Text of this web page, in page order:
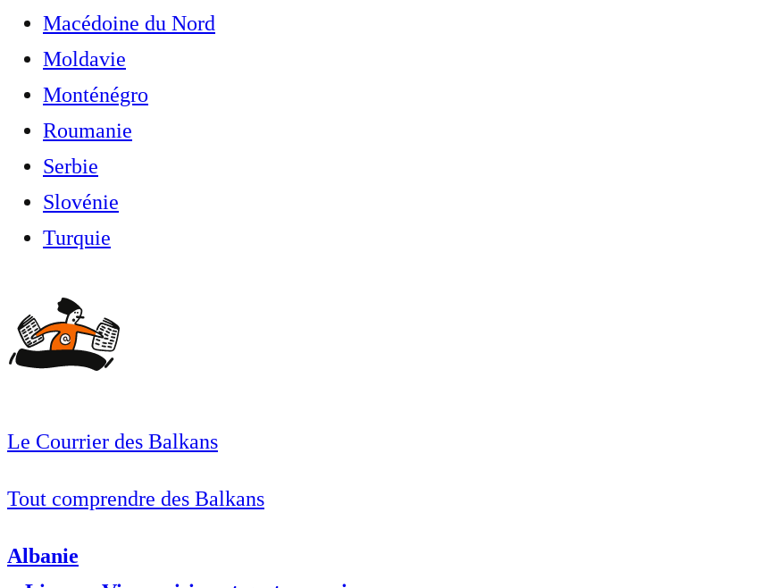
Macédoine du Nord
Moldavie
Monténégro
Roumanie
Serbie
Slovénie
Turquie
Le Courrier des Balkans
Tout comprendre des Balkans
Albanie